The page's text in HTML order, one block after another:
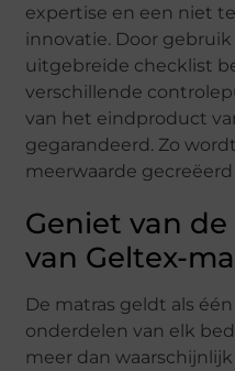
expertise en een niet
innovatie. Door
uitgebreide checklist
verschillende
van het eindproduct
gegarandeerd. Zo
meerwaarde
Geniet van
van Geltex-
De matras geldt als
onderdelen van elk
meer dan